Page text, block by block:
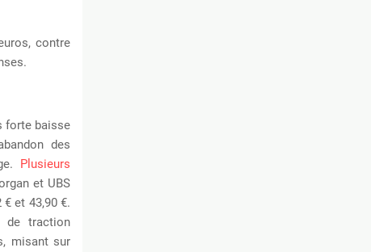
contre
forte baisse
des
Plusieurs
et UBS
et 43,90 €.
de traction
misant sur